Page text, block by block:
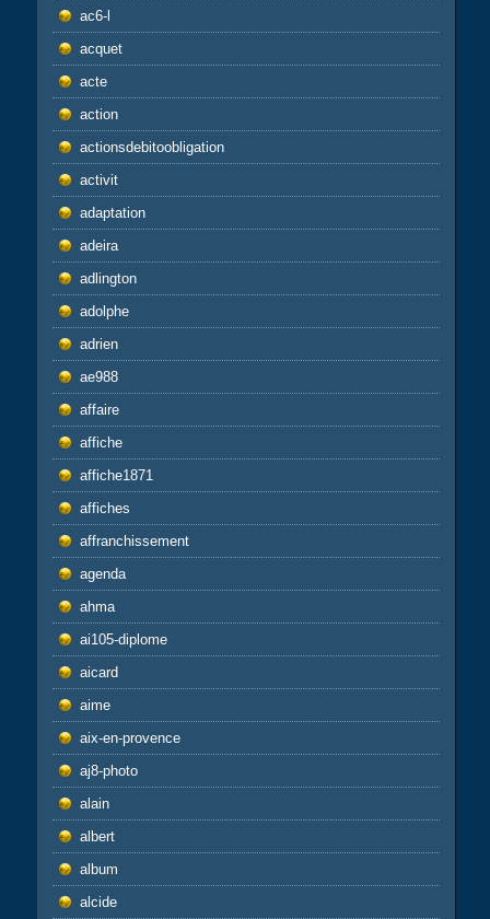
ac6-l
acquet
acte
action
actionsdebitoobligation
activit
adaptation
adeira
adlington
adolphe
adrien
ae988
affaire
affiche
affiche1871
affiches
affranchissement
agenda
ahma
ai105-diplome
aicard
aime
aix-en-provence
aj8-photo
alain
albert
album
alcide